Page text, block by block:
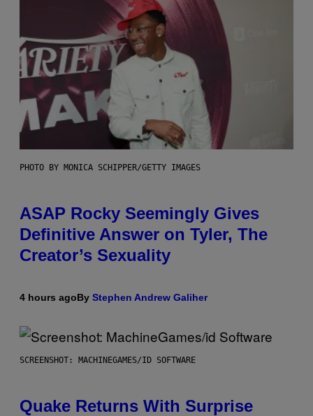
PHOTO BY MONICA SCHIPPER/GETTY IMAGES
ASAP Rocky Seemingly Gives
Definitive Answer on Tyler, The
Creator’s Sexuality
4 hours agoBy Stephen Andrew Galiher
SCREENSHOT: MACHINEGAMES/ID SOFTWARE
Quake Returns With Surprise